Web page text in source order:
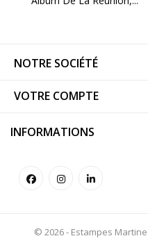
NOTRE SOCIÉTÉ
VOTRE COMPTE
INFORMATIONS
© 2026 - Estampes